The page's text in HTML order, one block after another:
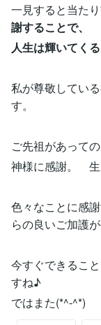
一見すると当た
謝することで、
人生は輝いてく
私が尊敬してい
す。
ご先祖があって
神様に感謝。 生
色々なことに感
らの良いご加護
今すぐできるこ
すね♪
ではまた(*^-^*)